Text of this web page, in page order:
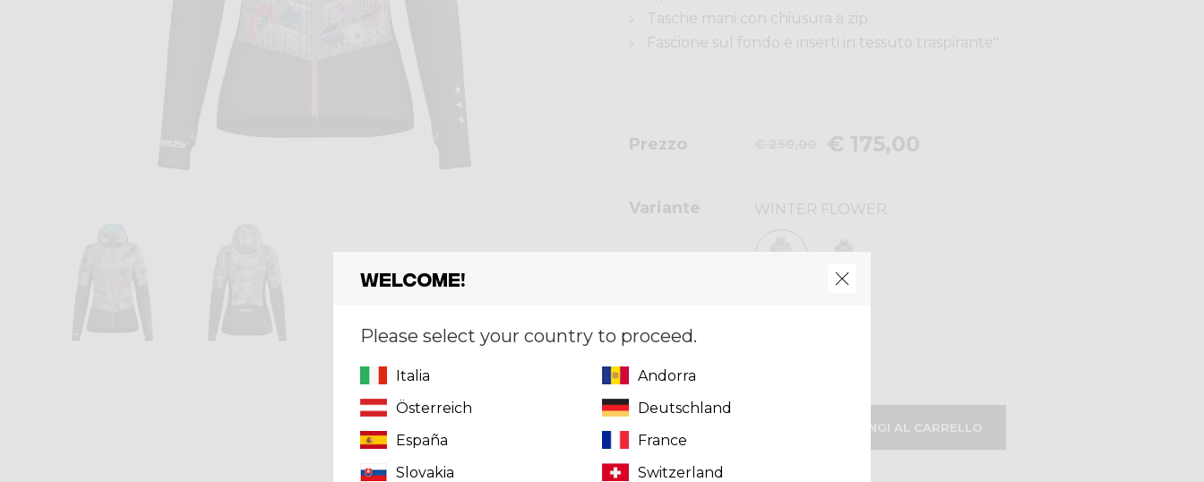
Tasche mani con chiusura a zip
Fascione sul fondo e inserti in tessuto traspirante"
Prezzo € 175,00
Variante WINTER FLOWER
Welcome!
Please select your country to proceed.
Italia
Andorra
Österreich
Deutschland
España
France
Slovakia
Switzerland